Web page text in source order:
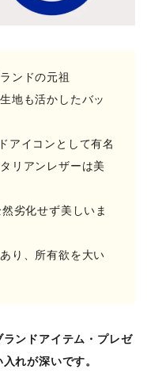
ンドの元祖
地も活かしたバッ
アイコンとして有名
リアンレザーは美
劣化せず美しいま
り、所有欲を大い
ランドアイテム・プレゼ
れが深いです。